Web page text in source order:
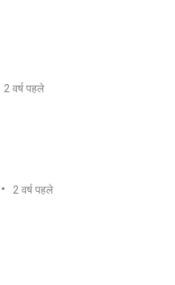
2 वर्ष पहले
• 2 वर्ष पहले